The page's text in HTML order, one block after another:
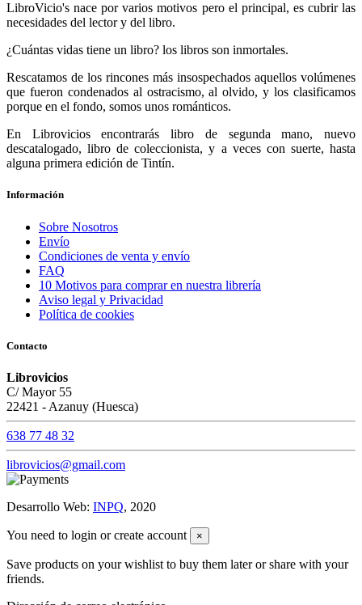
LibroVicio's nace por varios motivos pero el principal, es cubrir las
necesidades del lector y del libro.
¿Cuántas vidas tiene un libro? los libros son inmortales.
Rescatamos de los rincones más insospechados aquellos volúmenes
que fueron condenados al ostracismo, al olvido, y los clasificamos
porque en el fondo, somos unos románticos.
En Librovicios encontrarás libro de segunda mano, nuevo
descatalogado, libro de coleccionista, y a veces con suerte, hasta
alguna primera edición de Tintín.
Información
Sobre Nosotros
Envío
Condiciones de venta y envío
FAQ
10 Motivos para comprar en nuestra librería
Aviso legal y Privacidad
Política de cookies
Contacto
Librovicios
C/ Mayor 55
22421 - Azanuy (Huesca)
638 77 48 32
librovicios@gmail.com
Desarrollo Web: INPQ, 2020
You need to login or create account ×
Save products on your wishlist to buy them later or share with your
friends.